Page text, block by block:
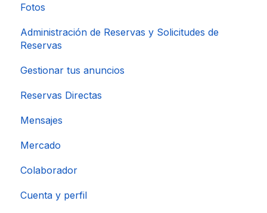
Fotos
Administración de Reservas y Solicitudes de
Reservas
Gestionar tus anuncios
Reservas Directas
Mensajes
Mercado
Colaborador
Cuenta y perfil